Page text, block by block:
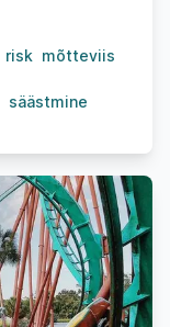
risk mõtteviis
säästmine